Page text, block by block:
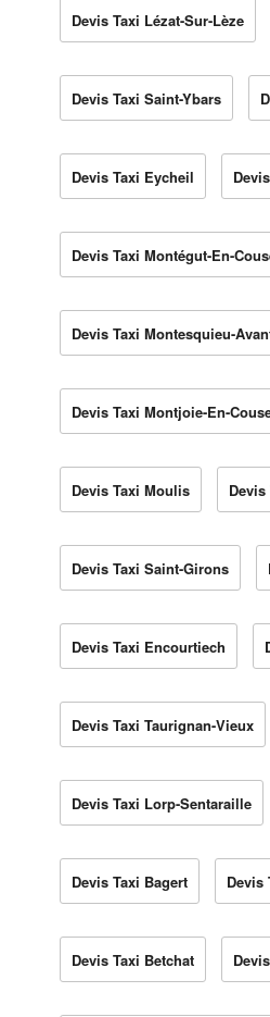
Devis Taxi Lézat-Sur-Lèze
Devis Taxi Saint-Ybars
Devis Taxi Eycheil
Devis Taxi Montégut-En-
Devis Taxi Montesquieu-
Devis Taxi Montjoie-En-
Devis Taxi Moulis
Devis Taxi Saint-Girons
Devis Taxi Encourtiech
Devis Taxi Taurignan-Vieux
Devis Taxi Lorp-Sentaraille
Devis Taxi Bagert Devis
Devis Taxi Betchat